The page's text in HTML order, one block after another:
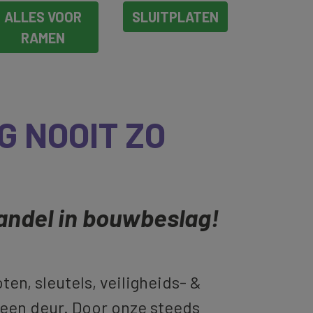
ALLES VOOR
RAMEN
SLUITPLATEN
NOOIT ZO
in bouwbeslag!
sleutels, veiligheids- &
deur. Door onze steeds